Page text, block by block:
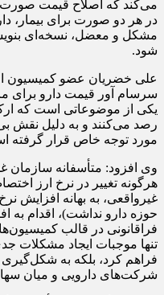
می‌کند که اصلاح قیمت صورت
در هر دو صورت برای بیمار،
مشکل و معضل، نسخه‌ای
شود.
علی خضریان عضو کمیسیون
سرسام آور قیمت دارو برای
یکی از موضوعاتی است که
رصد می‌کنند و به دلیل نقش
مورد توجه خاص قرار گرفته
هرگونه تغییر در نرخ ارز
غیرواقعی، به بهانه افزایش
حوزه دارو نداشت)، اقدام
فراقانونی در قالب
تنها موجبات ایجاد مشکلات
فراهم کرد، بلکه به
شرکت‌های دارویی و میان